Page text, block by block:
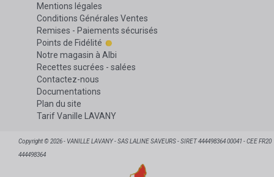
Mentions légales
Conditions Générales Ventes
Remises - Paiements sécurisés
Points de Fidélité
Notre magasin à Albi
Recettes sucrées - salées
Contactez-nous
Documentations
Plan du site
Tarif Vanille LAVANY
Copyright © 2026 - VANILLE LAVANY - SAS LALINE SAVEURS - SIRET 444498364 00041 - CEE FR20
444498364